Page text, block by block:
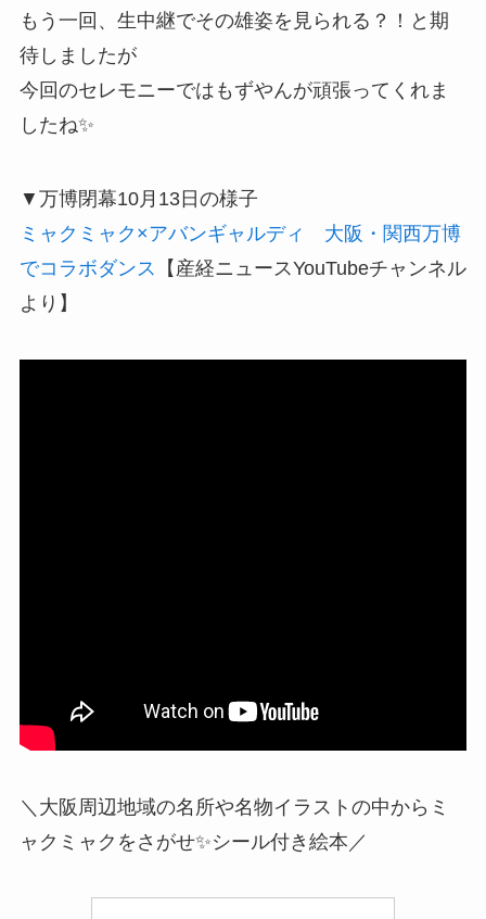
もう一回、生中継でその雄姿を見られる？！と期
待しましたが
今回のセレモニーではもずやんが頑張ってくれま
したね✨
▼万博閉幕10月13日の様子
ミャクミャク×アバンギャルディ 大阪・関西万博
でコラボダンス
【産経ニュースYouTubeチャンネル
より】
＼大阪周辺地域の名所や名物イラストの中からミ
ャクミャクをさがせ✨シール付き絵本／